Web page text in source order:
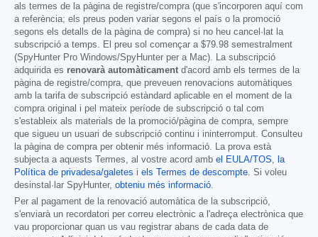
als termes de la pàgina de registre/compra (que s'incorporen aquí com
a referència; els preus poden variar segons el país o la promoció
segons els detalls de la pàgina de compra) si no heu cancel·lat la
subscripció a temps. El preu sol començar a $79.98 semestralment
(SpyHunter Pro Windows/SpyHunter per a Mac). La subscripció
adquirida es renovarà automàticament d'acord amb els termes de la
pàgina de registre/compra, que preveuen renovacions automàtiques
amb la tarifa de subscripció estàndard aplicable en el moment de la
compra original i pel mateix període de subscripció o tal com
s'estableix als materials de la promoció/pàgina de compra, sempre
que sigueu un usuari de subscripció continu i ininterromput. Consulteu
la pàgina de compra per obtenir més informació. La prova està
subjecta a aquests Termes, al vostre acord amb el EULA/TOS, la
Política de privadesa/galetes i els Termes de descompte. Si voleu
desinstal·lar SpyHunter, obteniu més informació.
Per al pagament de la renovació automàtica de la subscripció,
s'enviarà un recordatori per correu electrònic a l'adreça electrònica que
vau proporcionar quan us vau registrar abans de cada data de